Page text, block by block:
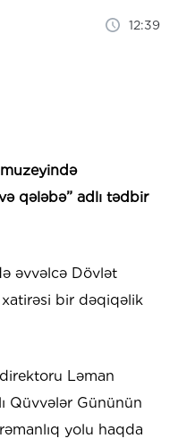
12:39
qələbə” adlı tədbir
əvvəlcə Dövlət
bir dəqiqəlik
Ləman
Qüvvələr Gününün
yolu haqda